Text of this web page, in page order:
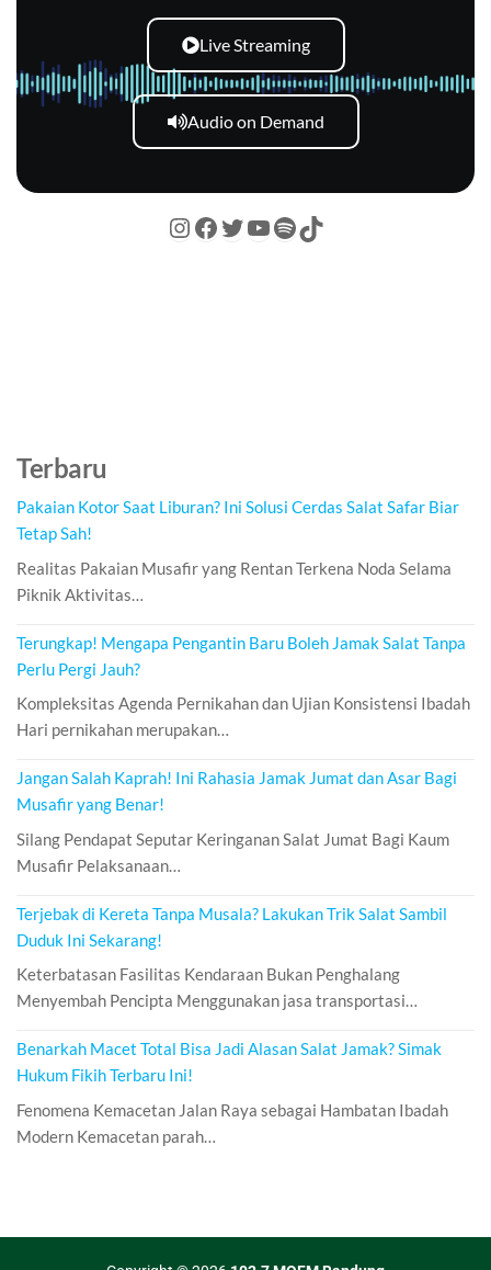
Live Streaming
Audio on Demand
Terbaru
Pakaian Kotor Saat Liburan? Ini Solusi Cerdas Salat Safar Biar
Tetap Sah!
Realitas Pakaian Musafir yang Rentan Terkena Noda Selama
Piknik Aktivitas…
Terungkap! Mengapa Pengantin Baru Boleh Jamak Salat Tanpa
Perlu Pergi Jauh?
Kompleksitas Agenda Pernikahan dan Ujian Konsistensi Ibadah
Hari pernikahan merupakan…
Jangan Salah Kaprah! Ini Rahasia Jamak Jumat dan Asar Bagi
Musafir yang Benar!
Silang Pendapat Seputar Keringanan Salat Jumat Bagi Kaum
Musafir Pelaksanaan…
Terjebak di Kereta Tanpa Musala? Lakukan Trik Salat Sambil
Duduk Ini Sekarang!
Keterbatasan Fasilitas Kendaraan Bukan Penghalang
Menyembah Pencipta Menggunakan jasa transportasi…
Benarkah Macet Total Bisa Jadi Alasan Salat Jamak? Simak
Hukum Fikih Terbaru Ini!
Fenomena Kemacetan Jalan Raya sebagai Hambatan Ibadah
Modern Kemacetan parah…